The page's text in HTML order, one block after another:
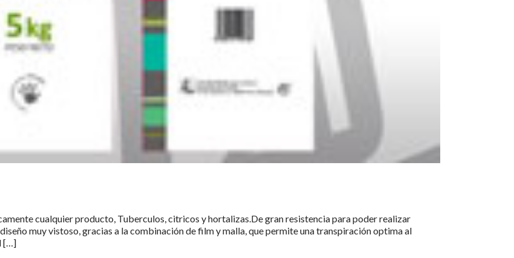
cualquier producto, Tuberculos, citricos y hortalizas.De gran resistencia para poder realizar
muy vistoso, gracias a la combinación de film y malla, que permite una transpiración optima al
[…]